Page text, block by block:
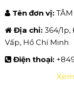
Tên đơn vị: TÂM
Địa chỉ: 364/1p,
Vấp, Hồ Chí Minh
Điện thoại: